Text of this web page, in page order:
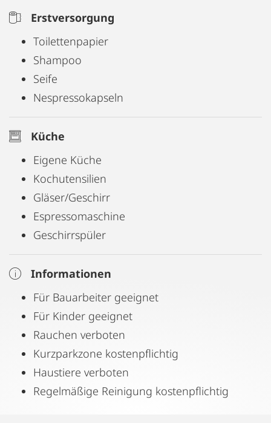
Erstversorgung
Toilettenpapier
Shampoo
Seife
Nespressokapseln
Küche
Eigene Küche
Kochutensilien
Gläser/Geschirr
Espressomaschine
Geschirrspüler
Informationen
Für Bauarbeiter geeignet
Für Kinder geeignet
Rauchen verboten
Kurzparkzone kostenpflichtig
Haustiere verboten
Regelmäßige Reinigung kostenpflichtig